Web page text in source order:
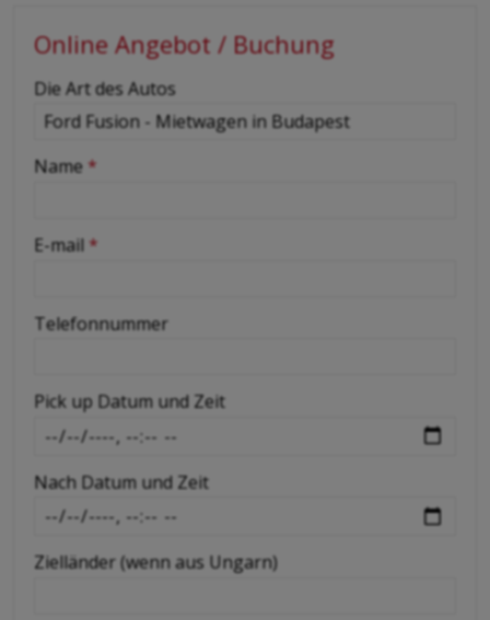
Online Angebot / Buchung
-
-
-
-
-
-
Die Art des Autos
Name *
E-mail *
Telefonnummer
Pick up Datum und Zeit
Nach Datum und Zeit
Zielländer (wenn aus Ungarn)